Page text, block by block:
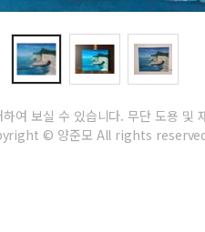
여 보실 수 있습니다. 무단 도용 및
© 양준모 All rights